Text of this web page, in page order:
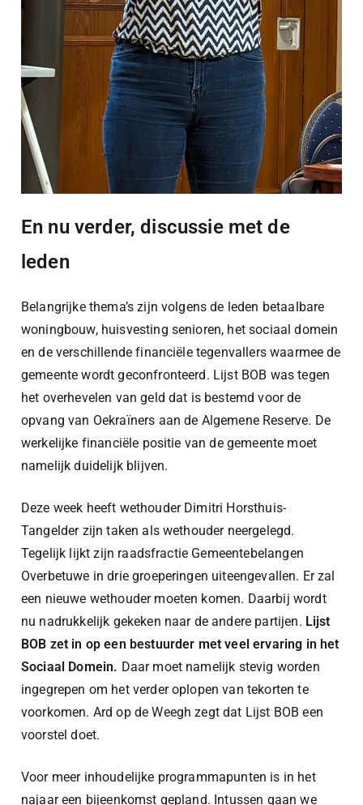
En nu verder, discussie met de
leden
Belangrijke thema’s zijn volgens de leden betaalbare
woningbouw, huisvesting senioren, het sociaal domein
en de verschillende financiële tegenvallers waarmee de
gemeente wordt geconfronteerd. Lijst BOB was tegen
het overhevelen van geld dat is bestemd voor de
opvang van Oekraïners aan de Algemene Reserve. De
werkelijke financiële positie van de gemeente moet
namelijk duidelijk blijven.
Deze week heeft wethouder Dimitri Horsthuis-
Tangelder zijn taken als wethouder neergelegd.
Tegelijk lijkt zijn raadsfractie Gemeentebelangen
Overbetuwe in drie groeperingen uiteengevallen. Er zal
een nieuwe wethouder moeten komen. Daarbij wordt
nu nadrukkelijk gekeken naar de andere partijen. Lijst
BOB zet in op een bestuurder met veel ervaring in het
Sociaal Domein. Daar moet namelijk stevig worden
ingegrepen om het verder oplopen van tekorten te
voorkomen. Ard op de Weegh zegt dat Lijst BOB een
voorstel doet.
Voor meer inhoudelijke programmapunten is in het
najaar een bijeenkomst gepland. Intussen gaan we